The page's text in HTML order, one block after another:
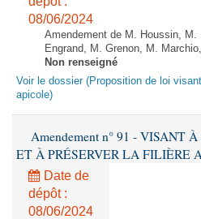
08/06/2024
Amendement de M. Houssin,
Engrand, M. Grenon, M.
Non renseigné
Voir le dossier (Proposition de loi
apicole)
Amendement n° 91 - VISANT
ET À PRÉSERVER LA FILIÈRE
Date de
dépôt :
08/06/2024